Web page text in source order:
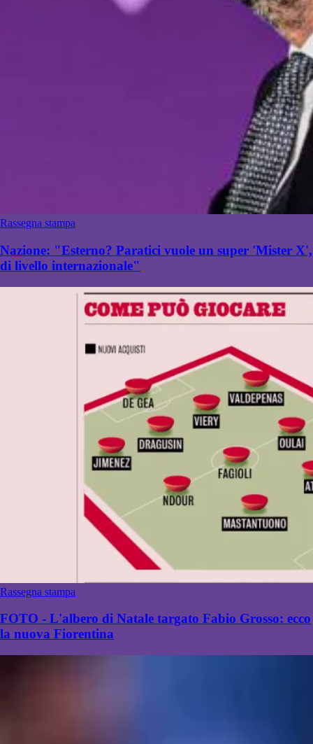
Rassegna stampa
Nazione: "Esterno? Paratici vuole un super 'Mister X',
di livello internazionale"
Rassegna stampa
FOTO - L'albero di Natale targato Fabio Grosso: ecco
la nuova Fiorentina